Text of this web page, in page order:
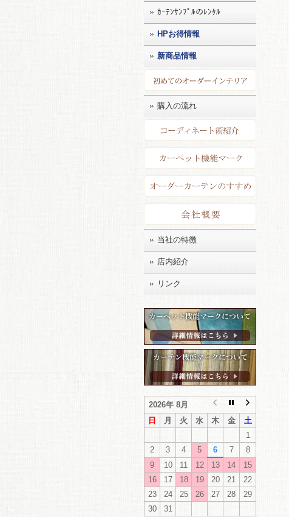
ｶｰﾃﾝｻﾝﾌﾟﾙのﾚﾝﾀﾙ
HPお得情報
新商品情報
購入の流れ
当社の特徴
店内紹介
リンク
2026年 8月
日
月 火 水 木 金
土
1
2
3 4 5 6 7
8
9
10 11 12 13 14
15
16
17 18 19 20 21
22
23
24 25 26 27 28
29
30
31